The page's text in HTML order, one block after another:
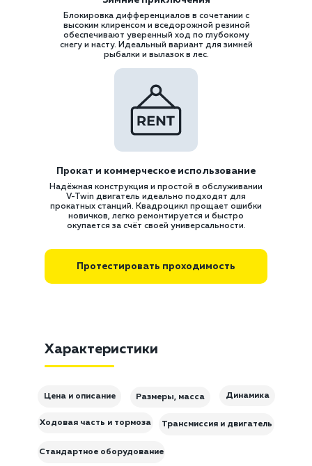
Прокат и коммерческое использование
Надёжная конструкция и простой в обслуживании
V-Twin двигатель идеально подходят для
прокатных станций. Квадроцикл прощает ошибки
новичков, легко ремонтируется и быстро
окупается за счёт своей универсальности.
Протестировать проходимость
Блокировка дифференциалов в сочетании с
высоким клиренсом и вседорожной резиной
обеспечивают уверенный ход по глубокому
снегу и насту. Идеальный вариант для зимней
рыбалки и вылазок в лес.
Характеристики
Размеры, масса
Цена и описание
Трансмиссия и двигатель
Стандартное оборудование
Динамика
Ходовая часть и тормоза